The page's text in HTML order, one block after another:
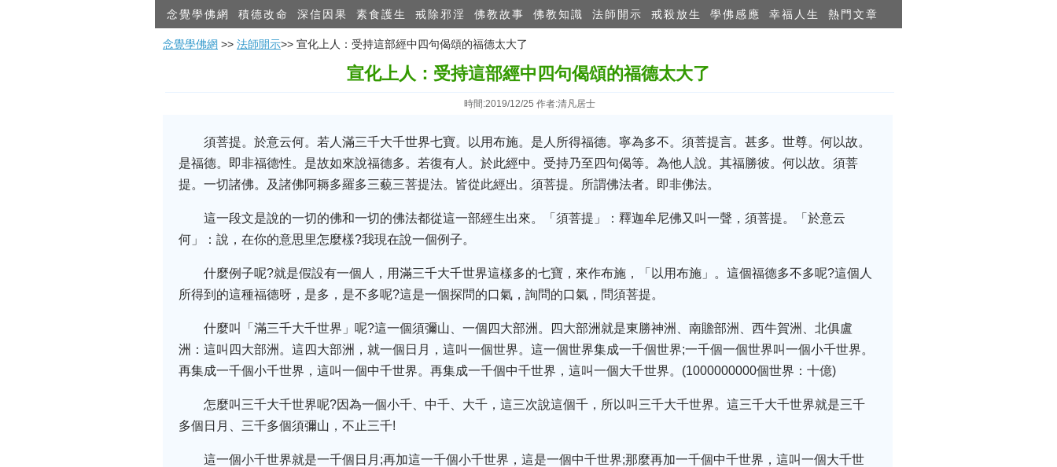
念覺學佛網 積德改命 深信因果 素食護生 戒除邪淫 佛教故事 佛教知識 法師開示 戒殺放生 學佛感應 幸福人生 熱門文章
念覺學佛網 >> 法師開示>> 宣化上人：受持這部經中四句偈頌的福德太大了
宣化上人：受持這部經中四句偈頌的福德太大了
時間:2019/12/25 作者:清凡居士
須菩提。於意云何。若人滿三千大千世界七寶。以用布施。是人所得福德。寧為多不。須菩提言。甚多。世尊。何以故。
是福德。即非福德性。是故如來說福德多。若復有人。於此經中。受持乃至四句偈等。為他人說。其福勝彼。何以故。須菩
提。一切諸佛。及諸佛阿耨多羅多三藐三菩提法。皆從此經出。須菩提。所謂佛法者。即非佛法。
這一段文是說的一切的佛和一切的佛法都從這一部經生出來。「須菩提」：釋迦牟尼佛又叫一聲，須菩提。「於意云
何」：說，在你的意思里怎麼樣?我現在說一個例子。
什麼例子呢?就是假設有一個人，用滿三千大千世界這樣多的七寶，來作布施，「以用布施」。這個福德多不多呢?這個人
所得到的這種福德呀，是多，是不多呢?這是一個探問的口氣，詢問的口氣，問須菩提。
什麼叫「滿三千大千世界」呢?這一個須彌山、一個四大部洲。四大部洲就是東勝神洲、南贍部洲、西牛賀洲、北俱盧
洲：這叫四大部洲。這四大部洲，就一個日月，這叫一個世界。這一個世界集成一千個世界;一千個一個世界叫一個小千世界。
再集成一千個小千世界，這叫一個中千世界。再集成一千個中千世界，這叫一個大千世界。(1000000000個世界：十億)
怎麼叫三千大千世界呢?因為一個小千、中千、大千，這三次說這個千，所以叫三千大千世界。這三千大千世界就是三千
多個日月、三千多個須彌山，不止三千!
這一個小千世界就是一千個日月;再加這一千個小千世界，這是一個中千世界;那麼再加一千個中千世界，這叫一個大千世